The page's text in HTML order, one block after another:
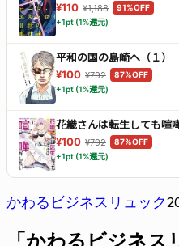
¥110 ¥1,188
91%OFF
+1pt (1%還元)
平和の国の島崎へ（１）
¥100 ¥792
87%OFF
+1pt (1%還元)
花織さんは転生しても喧
¥100 ¥792
87%OFF
+1pt (1%還元)
かわるビジネスリュック
「かわるビジネス